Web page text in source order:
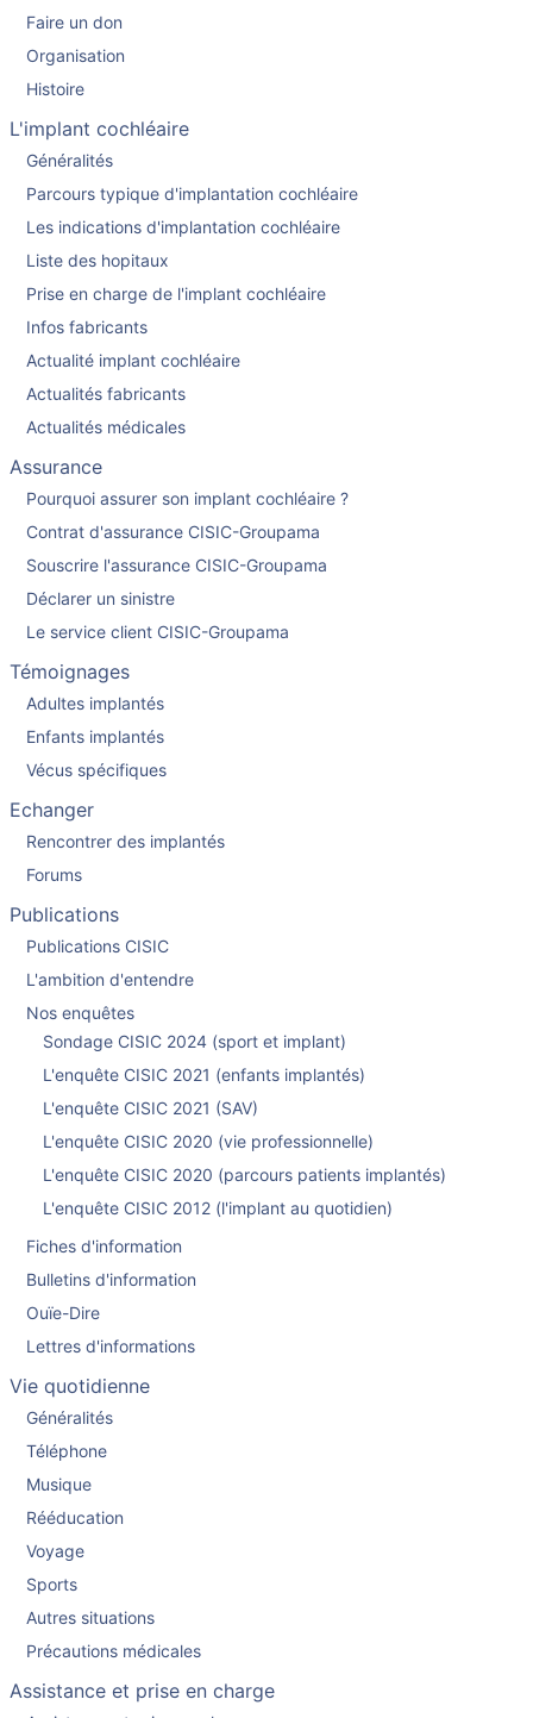
Faire un don
Organisation
Histoire
L'implant cochléaire
Généralités
Parcours typique d'implantation cochléaire
Les indications d'implantation cochléaire
Liste des hopitaux
Prise en charge de l'implant cochléaire
Infos fabricants
Actualité implant cochléaire
Actualités fabricants
Actualités médicales
Assurance
Pourquoi assurer son implant cochléaire ?
Contrat d'assurance CISIC-Groupama
Souscrire l'assurance CISIC-Groupama
Déclarer un sinistre
Le service client CISIC-Groupama
Témoignages
Adultes implantés
Enfants implantés
Vécus spécifiques
Echanger
Rencontrer des implantés
Forums
Publications
Publications CISIC
L'ambition d'entendre
Nos enquêtes
Sondage CISIC 2024 (sport et implant)
L'enquête CISIC 2021 (enfants implantés)
L'enquête CISIC 2021 (SAV)
L'enquête CISIC 2020 (vie professionnelle)
L'enquête CISIC 2020 (parcours patients implantés)
L'enquête CISIC 2012 (l'implant au quotidien)
Fiches d'information
Bulletins d'information
Ouïe-Dire
Lettres d'informations
Vie quotidienne
Généralités
Téléphone
Musique
Rééducation
Voyage
Sports
Autres situations
Précautions médicales
Assistance et prise en charge